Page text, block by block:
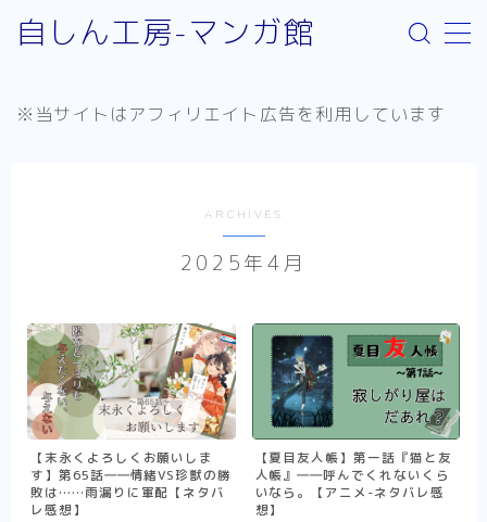
自しん工房-マンガ館
リンク：外部サイト
少年漫画
Helck（comic）
SPY×FAMILY
不徳のギルド
※当サイトはアフィリエイト広告を利用しています
ARCHIVES
2025年4月
【末永くよろしくお願いしま
す】第65話――情緒VS珍獣の勝
敗は……雨漏りに軍配【ネタバ
レ感想】
【夏目友人帳】第一話『猫と友
人帳』――呼んでくれないくら
いなら。【アニメ-ネタバレ感
想】